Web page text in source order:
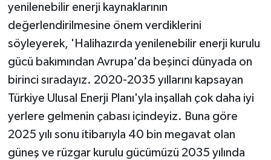
yenilenebilir enerji kaynaklarının
değerlendirilmesine önem verdiklerini
söyleyerek, 'Halihazırda yenilenebilir enerji kurulu
gücü bakımından Avrupa'da beşinci dünyada on
birinci sıradayız. 2020-2035 yıllarını kapsayan
Türkiye Ulusal Enerji Planı'yla inşallah çok daha iyi
yerlere gelmenin çabası içindeyiz. Buna göre
2025 yılı sonu itibarıyla 40 bin megavat olan
güneş ve rüzgar kurulu gücümüzü 2035 yılında